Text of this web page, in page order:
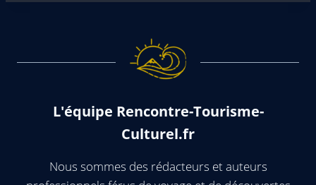
L'équipe Rencontre-Tourisme-
Culturel.fr
Nous sommes des rédacteurs et auteurs